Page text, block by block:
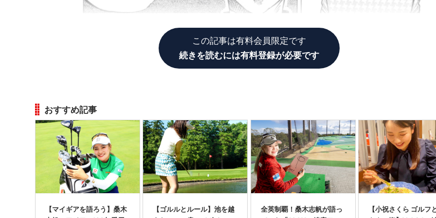
この記事は有料会員限定です
続きを読むには有料登録が必要です
おすすめ記事
【マイギアを語ろう】桑木
【ゴルルとルール】池を越
全英制覇！桑木志帆が語っ
【小祝さくら ゴルフ